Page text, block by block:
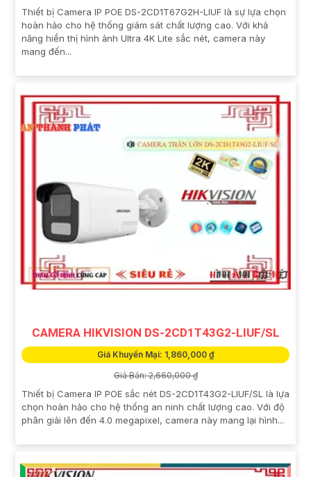
Thiết bị Camera IP POE DS-2CD1T67G2H-LIUF là sự lựa chọn
hoàn hảo cho hệ thống giám sát chất lượng cao. Với khả
năng hiển thị hình ảnh Ultra 4K Lite sắc nét, camera này
mang đến...
CAMERA HIKVISION DS-2CD1T43G2-LIUF/SL
Giá Khuyến Mại: 1,860,000 ₫
Giá Bán: 2,660,000 ₫
Thiết bị Camera IP POE sắc nét DS-2CD1T43G2-LIUF/SL là lựa
chọn hoàn hảo cho hệ thống an ninh chất lượng cao. Với độ
phân giải lên đến 4.0 megapixel, camera này mang lại hình...